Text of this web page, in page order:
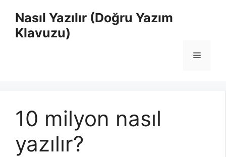
Nasıl Yazılır (Doğru Yazım
Klavuzu)
Menü
10 milyon nasıl
yazılır?